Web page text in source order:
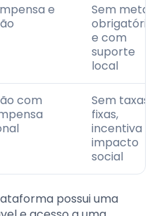
e
Sem meta
obrigatória
e com
suporte
local
com
Sem taxas
fixas,
incentiva o
impacto
social
possui uma